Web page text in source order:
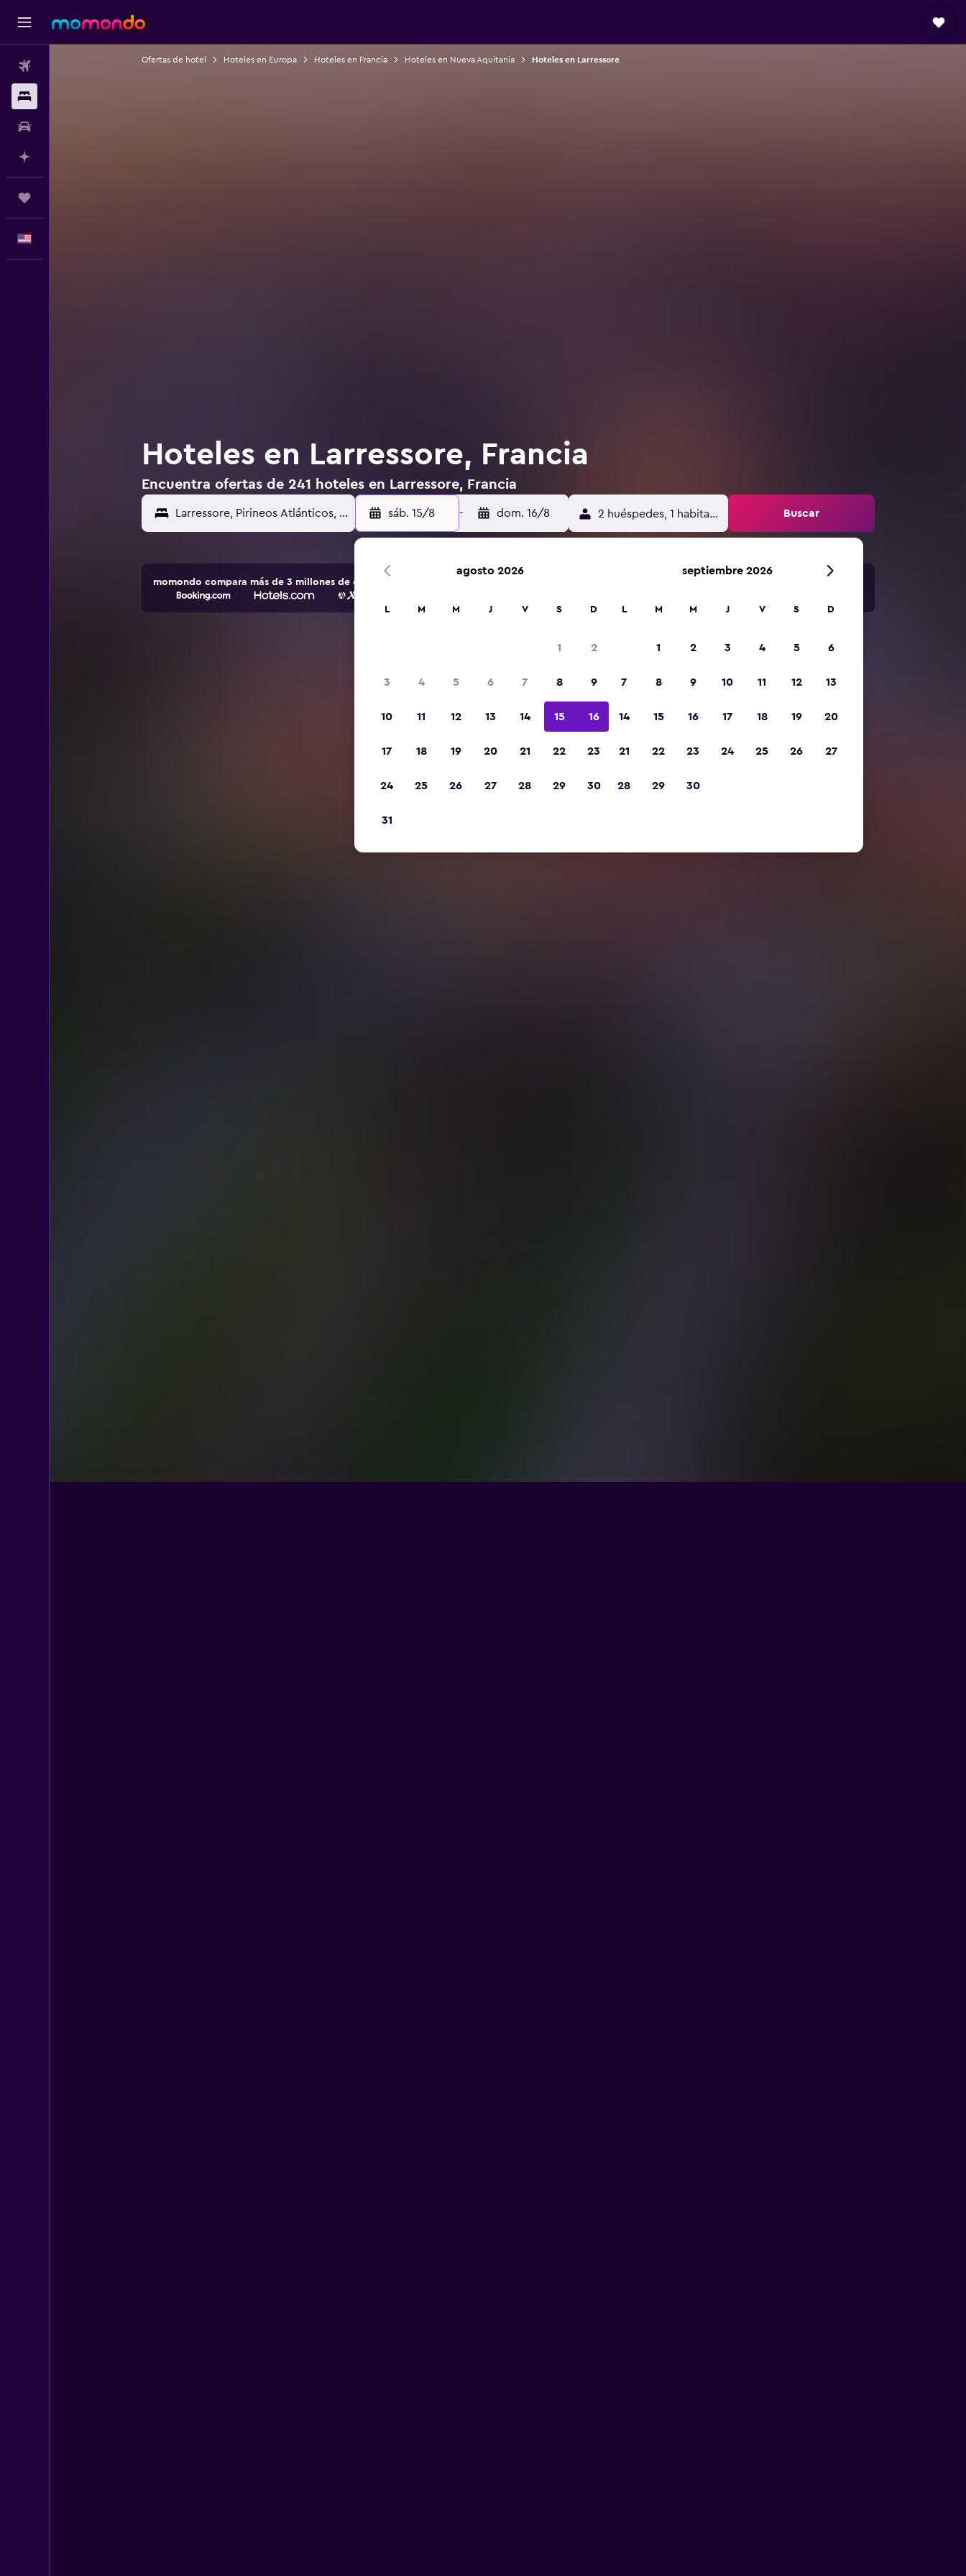
Ofertas de hotel Hoteles en Europa Hoteles en Francia Hoteles en Nueva Aquitania Hoteles en Larressore
Hoteles en Larressore, Francia
Encuentra ofertas de 241 hoteles en Larressore, Francia
sáb. 15/8 - dom. 16/8 2 huéspedes, 1 habitación Buscar
momondo compara más de 3 millones de opciones de hoteles y alojamientos.
agosto 2026
L M M J V S D
1 2
3 4 5 6 7 8 9
10 11 12 13 14 15 16
17 18 19 20 21 22 23
24 25 26 27 28 29 30
31
septiembre 2026
L M M J V S D
1 2 3 4 5 6
7 8 9 10 11 12 13
14 15 16 17 18 19 20
21 22 23 24 25 26 27
28 29 30